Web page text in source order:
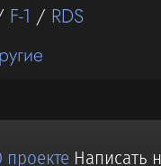
F-1 / RDS
проекте Написать